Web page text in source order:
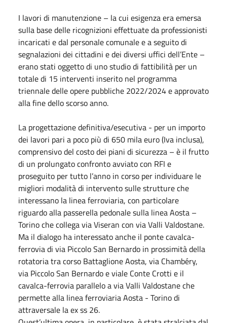
I lavori di manutenzione – la cui esigenza era emersa
sulla base delle ricognizioni effettuate da professionisti
incaricati e dal personale comunale e a seguito di
segnalazioni dei cittadini e dei diversi uffici dell’Ente –
erano stati oggetto di uno studio di fattibilità per un
totale di 15 interventi inserito nel programma
triennale delle opere pubbliche 2022/2024 e approvato
alla fine dello scorso anno.
La progettazione definitiva/esecutiva - per un importo
dei lavori pari a poco più di 650 mila euro (Iva inclusa),
comprensivo del costo dei piani di sicurezza – è il frutto
di un prolungato confronto avviato con RFI e
proseguito per tutto l’anno in corso per individuare le
migliori modalità di intervento sulle strutture che
interessano la linea ferroviaria, con particolare
riguardo alla passerella pedonale sulla linea Aosta –
Torino che collega via Viseran con via Valli Valdostane.
Ma il dialogo ha interessato anche il ponte cavalca-
ferrovia di via Piccolo San Bernardo in prossimità della
rotatoria tra corso Battaglione Aosta, via Chambéry,
via Piccolo San Bernardo e viale Conte Crotti e il
cavalca-ferrovia parallelo a via Valli Valdostane che
permette alla linea ferroviaria Aosta - Torino di
attraversale la ex ss 26.